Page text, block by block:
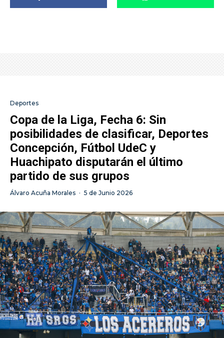
Deportes
Copa de la Liga, Fecha 6: Sin
posibilidades de clasificar, Deportes
Concepción, Fútbol UdeC y
Huachipato disputarán el último
partido de sus grupos
Álvaro Acuña Morales · 5 de Junio 2026